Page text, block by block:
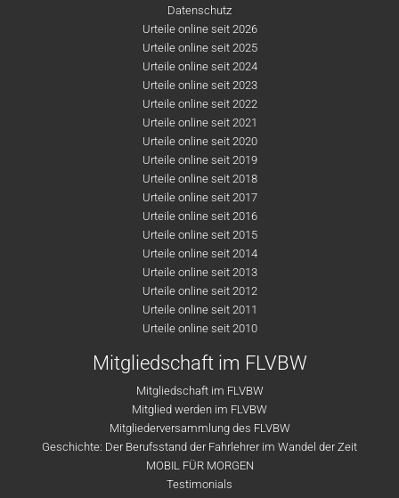
Datenschutz
Urteile online seit 2026
Urteile online seit 2025
Urteile online seit 2024
Urteile online seit 2023
Urteile online seit 2022
Urteile online seit 2021
Urteile online seit 2020
Urteile online seit 2019
Urteile online seit 2018
Urteile online seit 2017
Urteile online seit 2016
Urteile online seit 2015
Urteile online seit 2014
Urteile online seit 2013
Urteile online seit 2012
Urteile online seit 2011
Urteile online seit 2010
Mitgliedschaft im FLVBW
Mitgliedschaft im FLVBW
Mitglied werden im FLVBW
Mitgliederversammlung des FLVBW
Geschichte: Der Berufsstand der Fahrlehrer im Wandel der Zeit
MOBIL FÜR MORGEN
Testimonials